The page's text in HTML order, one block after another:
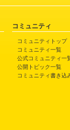
コミュニティ
コミュニティトップ
コミュニティ一覧
公式コミュニティ一
公開トピック一覧
コミュニティ書き込